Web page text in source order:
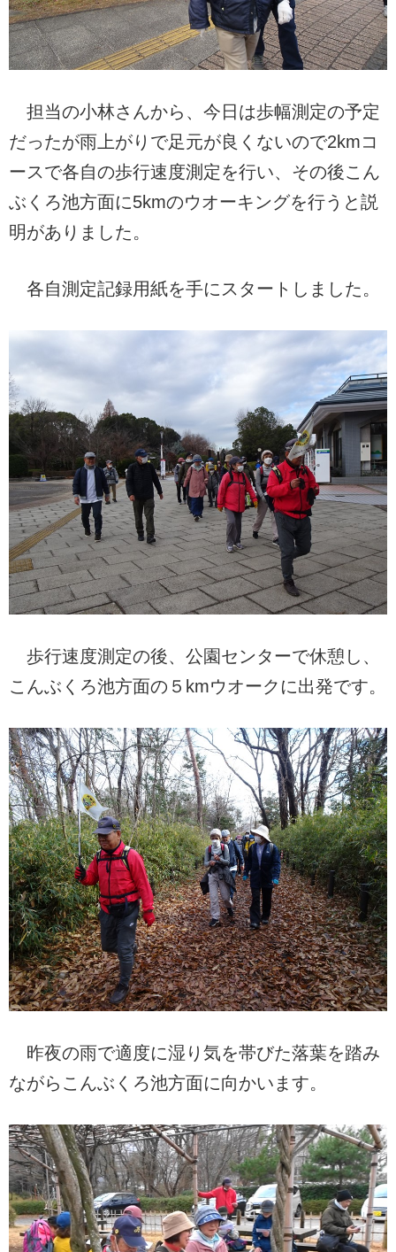
担当の小林さんから、今日は歩幅測定の予定
だったが雨上がりで足元が良くないので2kmコ
ースで各自の歩行速度測定を行い、その後こん
ぶくろ池方面に5kmのウオーキングを行うと説
明がありました。
各自測定記録用紙を手にスタートしました。
歩行速度測定の後、公園センターで休憩し、
こんぶくろ池方面の５kmウオークに出発です。
昨夜の雨で適度に湿り気を帯びた落葉を踏み
ながらこんぶくろ池方面に向かいます。